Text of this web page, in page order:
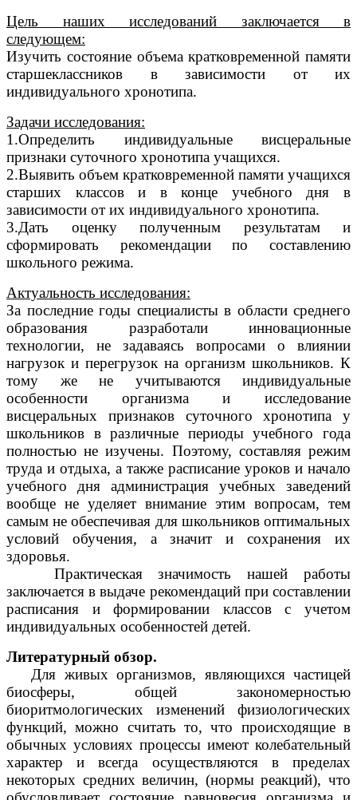
Цель наших исследований заключается в
следующем:
Изучить состояние объема кратковременной памяти
старшеклассников в зависимости от их
индивидуального хронотипа.
Задачи исследования:
1.Определить индивидуальные висцеральные
признаки суточного хронотипа учащихся.
2.Выявить объем кратковременной памяти учащихся
старших классов и в конце учебного дня в
зависимости от их индивидуального хронотипа.
3.Дать оценку полученным результатам и
сформировать рекомендации по составлению
школьного режима.
Актуальность исследования:
За последние годы специалисты в области среднего
образования разработали инновационные
технологии, не задаваясь вопросами о влиянии
нагрузок и перегрузок на организм школьников. К
тому же не учитываются индивидуальные
особенности организма и исследование
висцеральных признаков суточного хронотипа у
школьников в различные периоды учебного года
полностью не изучены. Поэтому, составляя режим
труда и отдыха, а также расписание уроков и начало
учебного дня администрация учебных заведений
вообще не уделяет внимание этим вопросам, тем
самым не обеспечивая для школьников оптимальных
условий обучения, а значит и сохранения их
здоровья.
Практическая значимость нашей работы
заключается в выдаче рекомендаций при составлении
расписания и формировании классов с учетом
индивидуальных особенностей детей.
Литературный обзор.
Для живых организмов, являющихся частицей
биосферы, общей закономерностью
биоритмологических изменений физиологических
функций, можно считать то, что происходящие в
обычных условиях процессы имеют колебательный
характер и всегда осуществляются в пределах
некоторых средних величин, (нормы реакций), что